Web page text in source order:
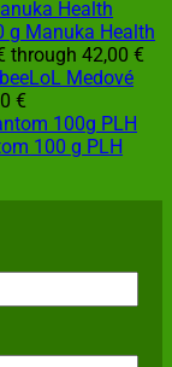
g Manuka Health
through 42,00 €
Medové
€
100 g PLH